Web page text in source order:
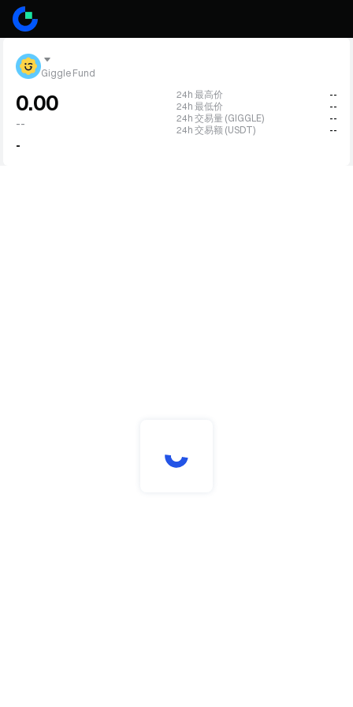
Giggle Fund
0.00
--
-
24h 最高价
--
24h 最低价
--
24h 交易量 (GIGGLE)
--
24h 交易额 (USDT)
--